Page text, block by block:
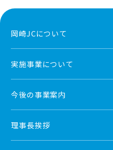
岡崎JCについて
実施事業について
今後の事業案内
理事長挨拶